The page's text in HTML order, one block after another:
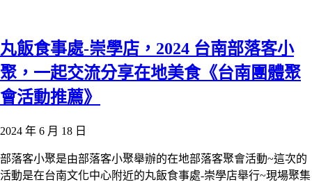
丸飯食事處-崇學店，2024 台南部落客小
聚，一起交流分享在地美食《台南團體聚
會活動推薦》
2024 年 6 月 18 日
部落客小聚是由部落客小聚舉辦的在地部落客聚會活動~這次的
活動是在台南文化中心附近的丸飯食事處-崇學店舉行~現場聚集